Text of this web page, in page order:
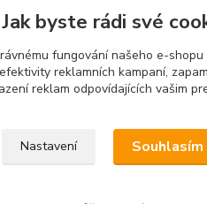
tulipány
článek
byste rádi své
fungování našeho e-
reklamních kampaní,
reklam odpovídajících vašim
Nastavení Souhlasím